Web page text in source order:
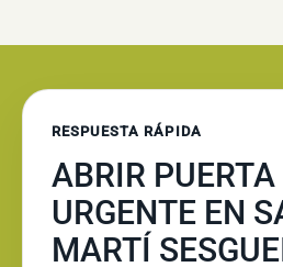
RESPUESTA RÁPIDA
ABRIR
URGENTE EN
MARTÍ